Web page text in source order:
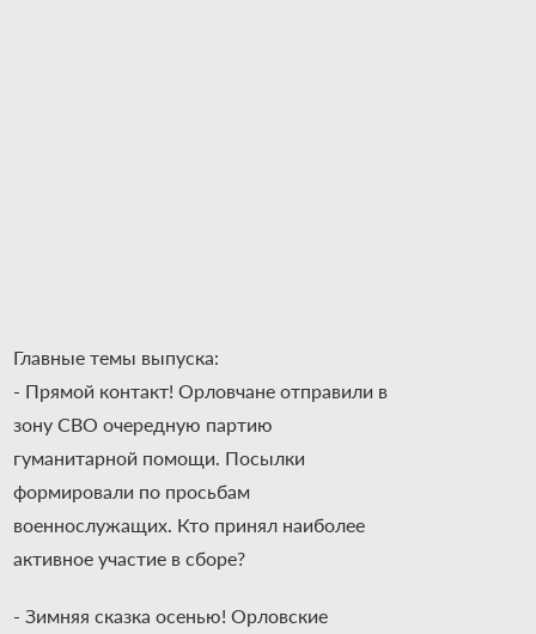
Главные темы выпуска:
- Прямой контакт! Орловчане отправили в
зону СВО очередную партию
гуманитарной помощи. Посылки
формировали по просьбам
военнослужащих. Кто принял наиболее
активное участие в сборе?
- Зимняя сказка осенью! Орловские